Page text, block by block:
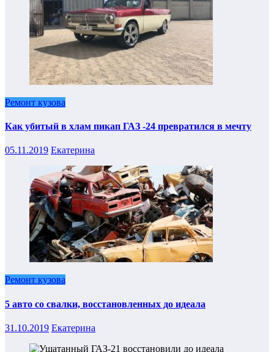
Ремонт кузова
Как убитый в хлам пикап ГАЗ -24 превратился в мечту
05.11.2019 Екатерина
Ремонт кузова
5 авто со свалки, восстановленных до идеала
31.10.2019 Екатерина